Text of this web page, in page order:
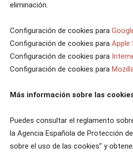
eliminación.
Configuración de cookies para
Configuración de cookies para Apple
Configuración de cookies para
Configuración de cookies para
Más información sobre las
Puedes consultar el reglamento
la Agencia Española de Protección
sobre el uso de las cookies” y